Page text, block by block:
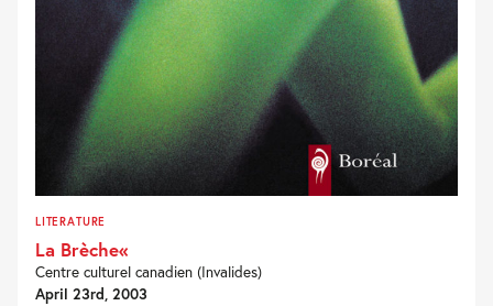
LITERATURE
La Brèche«
Centre culturel canadien (Invalides)
April 23rd, 2003